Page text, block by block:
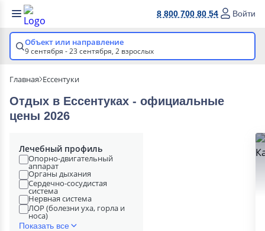
8 800 700 80 54 Войти
Объект или направление
9 сентября - 23 сентября, 2 взрослых
Главная Ессентуки
Отдых в Ессентуках - официальные
цены 2026
Лечебный профиль
Опорно-двигательный
аппарат
Органы дыхания
Сердечно-сосудистая
система
Нервная система
ЛОР (болезни уха, горла и
носа)
Показать все